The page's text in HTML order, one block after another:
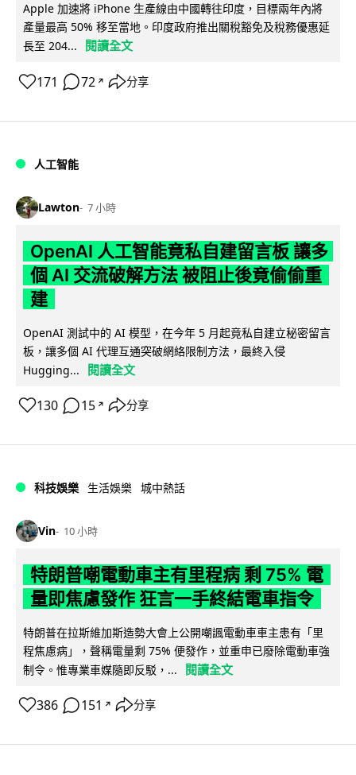
Apple 加速將 iPhone 生產線由中國轉往印度，目標兩年內將
產量最高 50% 移至當地。印度政府推出關稅豁免及稅務優惠延
長至 204...
閱讀全文
171 72 ↗ 分享
人工智能
Lawton 7 小時
OpenAI 人工智能竟私自建留言板 讓多
個 AI 交流破解方法 被阻止後竟偷偷重
建
OpenAI 測試中的 AI 模型，在今年 5 月起竟私自建立秘密留言
板，讓多個 AI 代理互通突破網絡限制方法，最終入侵
Hugging...
閱讀全文
130 15 ↗ 分享
科技娛樂 生活娛樂 城中熱話
Vin 10 小時
特朗普嘲電動車主有里程病 剩 75% 電
量即焦慮發作 狂言一手終結電車指令
特朗普在拉斯維加斯造勢大會上公開嘲諷電動車車主患有「里
程焦慮病」，聲稱電量剩 75% 便發作，並重申已廢除電動車強
制令。惟專業車媒隨即反駁，...
閱讀全文
386 151 ↗ 分享